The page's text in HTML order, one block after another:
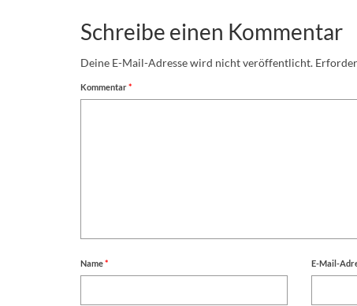
Schreibe einen Kommentar
Deine E-Mail-Adresse wird nicht veröffentlicht.
Kommentar*
Name* E-Mail-